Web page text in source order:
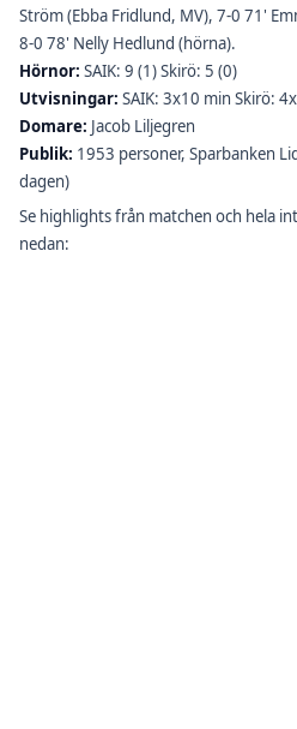
Ström (Ebba Fridlund, MV), 7-0 71'
8-0 78' Nelly Hedlund (hörna).
Hörnor: SAIK: 9 (1) Skirö: 5 (0)
Utvisningar: SAIK: 3x10 min Skirö:
Domare: Jacob Liljegren
Publik: 1953 personer, Sparbanken
dagen)
Se highlights från matchen och hela
nedan: